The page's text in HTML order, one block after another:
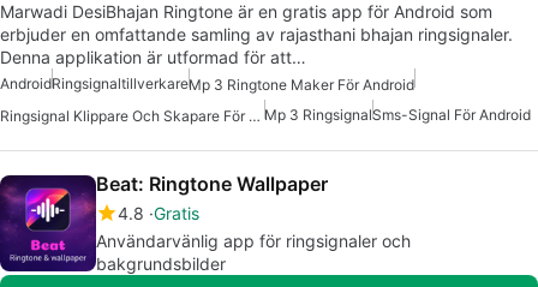
Marwadi DesiBhajan Ringtone är en gratis app för Android som
erbjuder en omfattande samling av rajasthani bhajan ringsignaler.
Denna applikation är utformad för att…
AndroidRingsignaltillverkareMp 3 Ringtone Maker För Android
Ringsignal Klippare Och Skapare För Android Mp 3 RingsignalSms-Signal För Android
Beat: Ringtone Wallpaper
4.8 Gratis
Användarvänlig app för ringsignaler och
bakgrundsbilder